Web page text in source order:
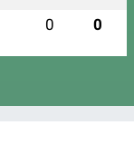
0 0